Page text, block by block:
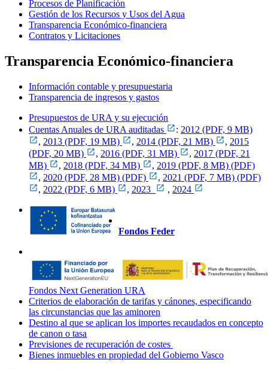
Procesos de Planificación
Gestión de los Recursos y Usos del Agua
Transparencia Económico-financiera
Contratos y Licitaciones
Transparencia Económico-financiera
Información contable y presupuestaria
Transparencia de ingresos y gastos
Presupuestos de URA y su ejecución
Cuentas Anuales de URA auditadas
: 2012 (PDF, 9 MB)
, 2013 (PDF, 19 MB) , 2014 (PDF, 21 MB) , 2015
(PDF, 20 MB)
, 2016 (PDF, 31 MB) , 2017 (PDF, 21
MB)
, 2018 (PDF, 34 MB) , 2019 (PDF, 8 MB) (PDF)
, 2020 (PDF, 28 MB) (PDF) , 2021 (PDF, 7 MB) (PDF)
, 2022 (PDF, 6 MB) , 2023 , 2024
Fondos Feder
Fondos Next Generation URA
Criterios de elaboración de tarifas y cánones, especificando
las circunstancias que las aminoren
Destino al que se aplican los importes recaudados en concepto
de canon o tasa
Previsiones de recuperación de costes
Bienes inmuebles en propiedad del Gobierno Vasco